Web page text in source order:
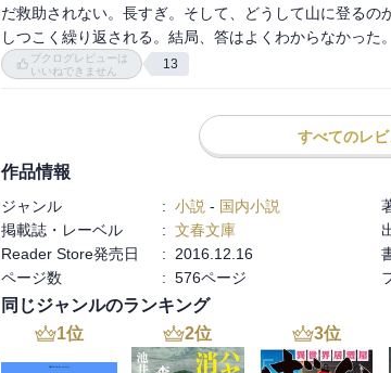
だ救助されない。長すぎ。そして、どうして山に登る
しつこく繰り返される。結局、答はよくわからなかった。
ブクログレビューは
いいねできません
13
すべてのレ
作品情報
ジャンル : 小説 - 国内小説
掲載誌・レーベル
: 文春文庫
Reader Store発売日
: 2016.12.16
ページ数
: 576ページ
同じジャンルのランキング
1位 2位 3位